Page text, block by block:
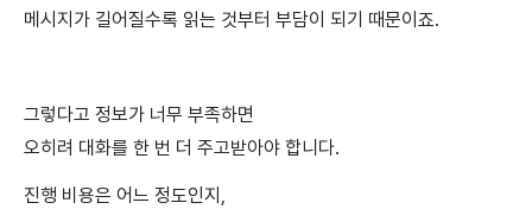
메시지가 길어질수록 읽는 것부터 부담이 되기 때문이죠.
그렇다고 정보가 너무 부족하면
오히려 대화를 한 번 더 주고받아야 합니다.
진행 비용은 어느 정도인지,